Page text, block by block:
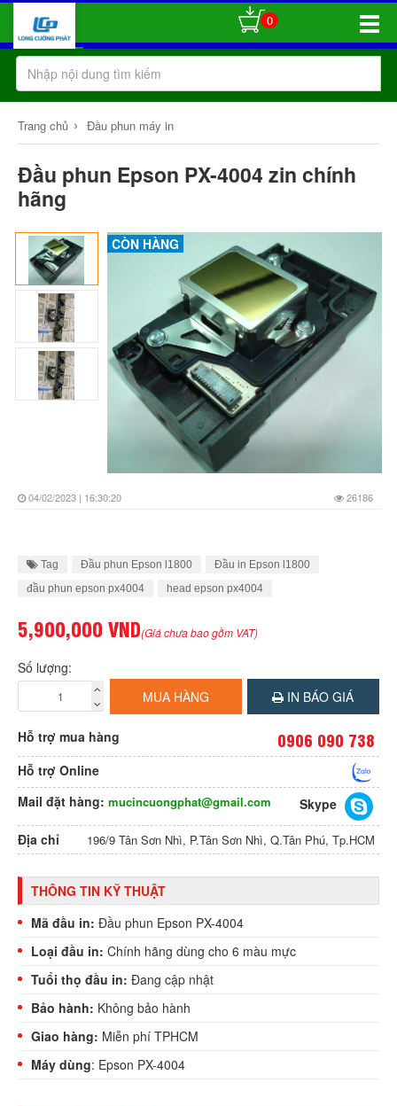
Toggle
0
Trang chủ › Đầu phun máy in
Đầu phun Epson PX-4004 zin chính
hãng
CÒN HÀNG
04/02/2023 | 16:30:20 26186
Tag Đầu phun Epson l1800
Đầu in Epson l1800
đầu phun epson px4004
head epson px4004
5,900,000 VND(Giá chưa bao gồm VAT)
Số lượng:
MUA HÀNG
IN BÁO GIÁ
Hỗ trợ mua hàng 0906 090 738
Hỗ trợ Online
Mail đặt hàng: mucincuongphat@gmail.com
Skype
Địa chỉ
196/9 Tân Sơn Nhì, P.Tân Sơn Nhì, Q.Tân Phú, Tp.HCM
THÔNG TIN KỸ THUẬT
Mã đầu in: Đầu phun Epson PX-4004
Loại đầu in: Chính hãng dùng cho 6 màu mực
Tuổi thọ đầu in: Đang cập nhật
Bảo hành: Không bảo hành
Giao hàng: Miễn phí TPHCM
Máy dùng: Epson PX-4004